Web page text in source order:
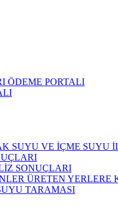
ÖDEME PORTALI
SUYU VE İÇME SUYU
SONUÇLARI
ÜRETEN YERLERE
TARAMASI